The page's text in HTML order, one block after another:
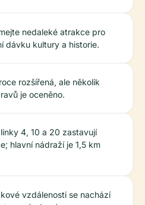
nedaleké atrakce pro
dávku kultury a historie.
rozšířená, ale několik
je oceněno.
4, 10 a 20 zastavují
hlavní nádraží je 1,5 km
vzdálenosti se nachází